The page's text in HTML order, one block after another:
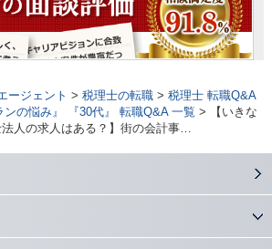
ージェント > 税理士の転職> 税理士 転職Q&A
の悩み』 『30代』 転職Q&A 一覧 > 【いきな
人の求人はある？】街の会計事…